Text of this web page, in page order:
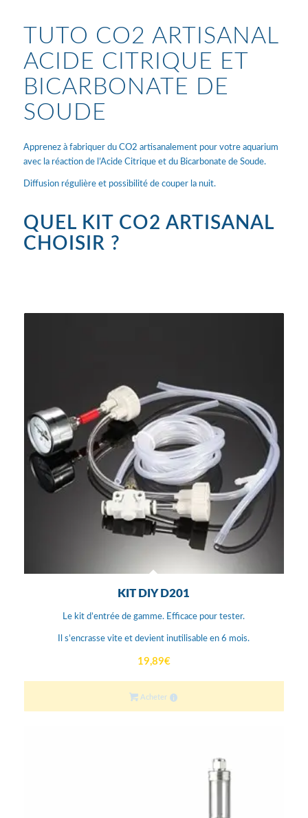
TUTO CO2 ARTISANAL
ACIDE CITRIQUE ET
BICARBONATE DE
SOUDE
Apprenez à fabriquer du CO2 artisanalement pour votre aquarium
avec la réaction de l’Acide Citrique et du Bicarbonate de Soude.
Diffusion régulière et possibilité de couper la nuit.
QUEL KIT CO2 ARTISANAL
CHOISIR ?
KIT DIY D201
Le kit d’entrée de gamme. Efficace pour tester.
Il s’encrasse vite et devient inutilisable en 6 mois.
19,89€
Acheter